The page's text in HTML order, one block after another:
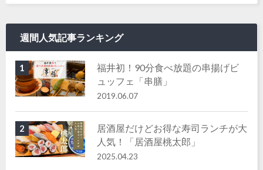
週間人気記事ランキング
1
福井初！90分食べ放題の串揚げビ
ュッフェ「串膳」
2019.06.07
2
居酒屋だけどお得な寿司ランチが大
人気！「居酒屋桃太郎」
2025.04.23